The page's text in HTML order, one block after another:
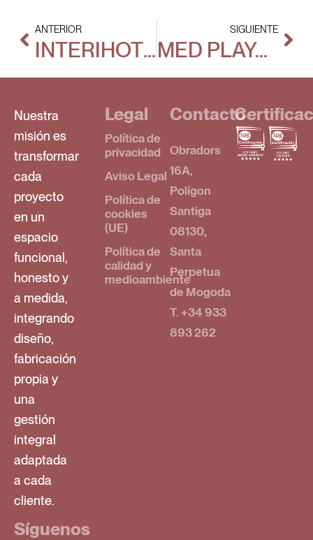
ANTERIOR
INTERIHOTEL 2018
SIGUIENTE
MED PLAYA HOTEL BALI ***
Nuestra
misión es
transformar
cada
proyecto
en un
espacio
funcional,
honesto y
a medida,
integrando
diseño,
fabricación
propia y
una
gestión
integral
adaptada
a cada
cliente.
Síguenos
Legal
Política de
privacidad
Aviso Legal
Política de
cookies
(UE)
Política de
calidad y
medioambiente
Contacto
Obradors
16A,
Polígon
Santiga
08130,
Santa
Perpetua
de Mogoda
T. +34 933
893 262